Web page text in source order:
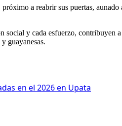
a reabrir sus puertas,
social y cada esfuerzo,
guayanesas.
en el 2026 en Upata